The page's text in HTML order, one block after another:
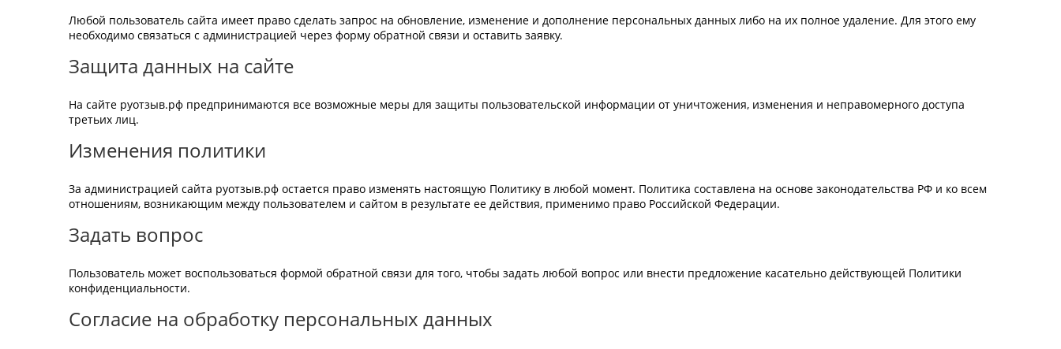
Любой пользователь сайта имеет право сделать запрос на обновление, изменение и дополнение персональных данных либо на их полное удаление. Для этого ему
необходимо связаться с администрацией через форму обратной связи и оставить заявку.
Защита данных на сайте
На сайте руотзыв.рф предпринимаются все возможные меры для защиты пользовательской информации от уничтожения, изменения и неправомерного доступа
третьих лиц.
Изменения политики
За администрацией сайта руотзыв.рф остается право изменять настоящую Политику в любой момент. Политика составлена на основе законодательства РФ и ко всем
отношениям, возникающим между пользователем и сайтом в результате ее действия, применимо право Российской Федерации.
Задать вопрос
Пользователь может воспользоваться формой обратной связи для того, чтобы задать любой вопрос или внести предложение касательно действующей Политики
конфиденциальности.
Согласие на обработку персональных данных